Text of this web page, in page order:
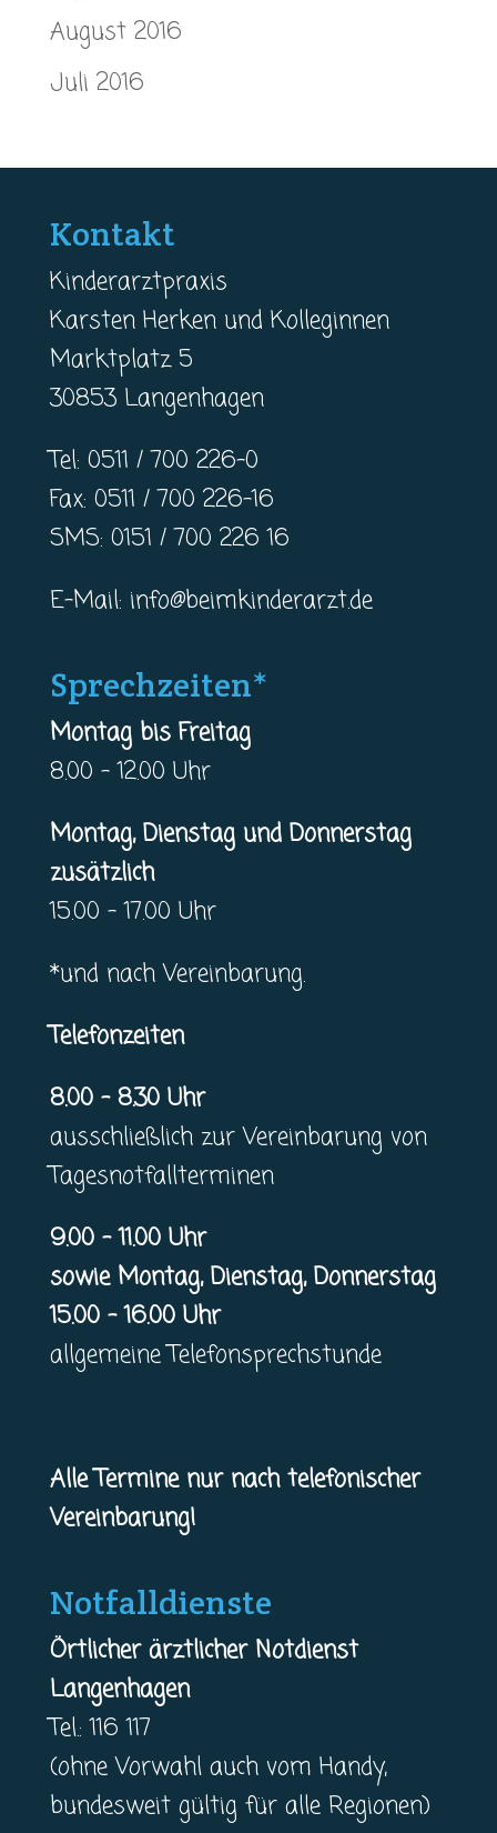
August 2016
Juli 2016
Kontakt
Kinderarztpraxis
Karsten Herken und Kolleginnen
Marktplatz 5
30853 Langenhagen
Tel: 0511 / 700 226-0
Fax: 0511 / 700 226-16
SMS: 0151 / 700 226 16
E-Mail: info@beimkinderarzt.de
Sprechzeiten*
Montag bis Freitag
8.00 – 12.00 Uhr
Montag, Dienstag und Donnerstag
zusätzlich
15.00 – 17.00 Uhr
*und nach Vereinbarung.
Telefonzeiten
8.00 – 8.30 Uhr
ausschließlich zur Vereinbarung von
Tagesnotfallterminen
9.00 – 11.00 Uhr
sowie Montag, Dienstag, Donnerstag
15.00 – 16.00 Uhr
allgemeine Telefonsprechstunde
Alle Termine nur nach telefonischer
Vereinbarung!
Notfalldienste
Örtlicher ärztlicher Notdienst
Langenhagen
Tel.: 116 117
(ohne Vorwahl auch vom Handy,
bundesweit gültig für alle Regionen)